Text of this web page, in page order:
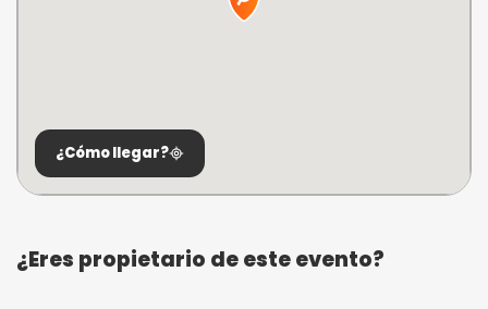
¿Cómo llegar?
¿Eres propietario de este evento?